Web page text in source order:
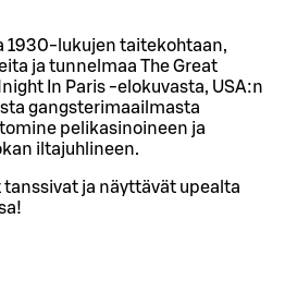
1930-lukujen taitekohtaan,
ja tunnelmaa The Great
In Paris -elokuvasta, USA:n
gangsterimaailmasta
pelikasinoineen ja
iltajuhlineen.
tanssivat ja näyttävät upealta